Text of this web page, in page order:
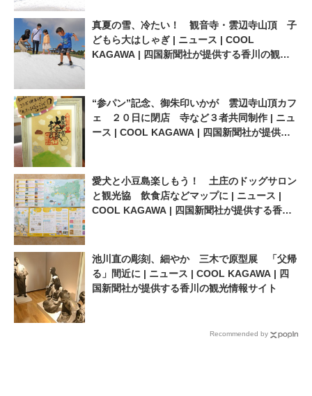
真夏の雪、冷たい！ 観音寺・雲辺寺山頂 子
どもら大はしゃぎ | ニュース | COOL
KAGAWA | 四国新聞社が提供する香川の観光
“参パン”記念、御朱印いかが 雲辺寺山頂カフ
ェ ２０日に閉店 寺など３者共同制作 | ニュ
ース | COOL KAGAWA | 四国新聞社が提供す
愛犬と小豆島楽しもう！ 土庄のドッグサロン
と観光協 飲食店などマップに | ニュース |
COOL KAGAWA | 四国新聞社が提供する香川
池川直の彫刻、細やか 三木で原型展 「父帰
る」間近に | ニュース | COOL KAGAWA | 四
国新聞社が提供する香川の観光情報サイト
Recommended by